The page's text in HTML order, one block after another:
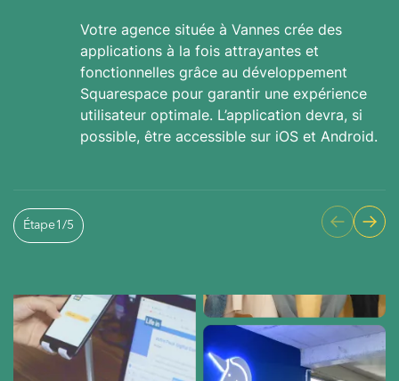
Votre agence située à Vannes crée des
applications à la fois attrayantes et
fonctionnelles grâce au développement
Squarespace pour garantir une expérience
utilisateur optimale. L’application devra, si
possible, être accessible sur iOS et Android.
Étape1 /5